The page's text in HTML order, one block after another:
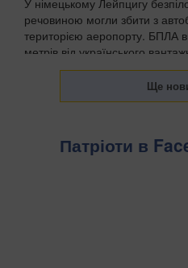
речовиною могли збити з
територією аеропорту. БПЛА
метрів від українського
пише WELT із посиланням на
Патріоти в